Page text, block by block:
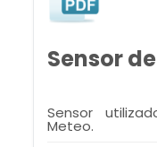
Sensor
Sensor
Meteo.